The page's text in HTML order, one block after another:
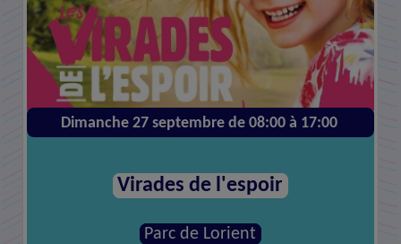
Dimanche 27 septembre de 08:00 à 17:00
Virades de l'espoir
Parc de Lorient